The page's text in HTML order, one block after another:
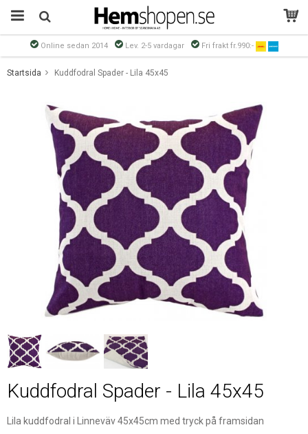
Online sedan 2014 Lev. 2-5 vardagar Fri frakt fr.990:-
Startsida Kuddfodral Spader - Lila 45x45
Kuddfodral Spader - Lila 45x45
Lila kuddfodral i Linneväv 45x45cm med tryck på framsidan